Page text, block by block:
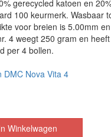
gerecycled katoen en
100 keurmerk. Wasbaar
voor breien is 5.00mm
4 weegt 250 gram en
per 4 bollen.
DMC Nova Vita 4